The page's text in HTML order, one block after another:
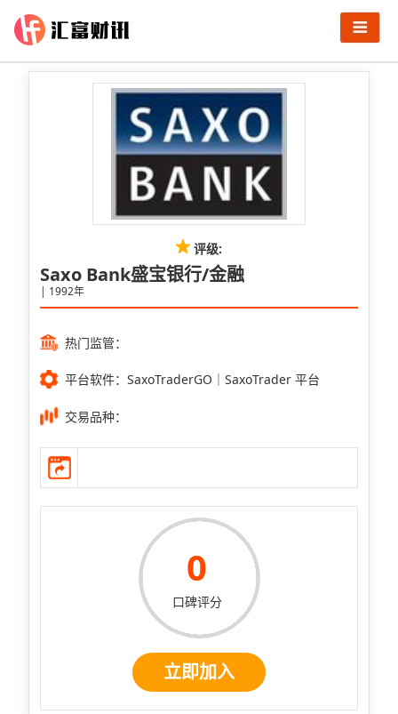
评级:
Saxo Bank盛宝银行/金融
| 1992年
热门监管：
平台软件：SaxoTraderGO｜SaxoTrader 平台
交易品种：
0
口碑评分
立即加入